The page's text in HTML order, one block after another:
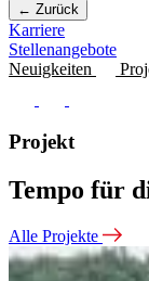
← Zurück
Karriere
Stellenangebote
Neuigkeiten
Projekt
Tempo für
Alle Projekte